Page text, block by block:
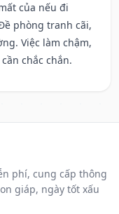
của nếu đi
phòng tranh cãi,
Việc làm chậm,
chắc chắn.
phí, cung cấp thông
giáp, ngày tốt xấu